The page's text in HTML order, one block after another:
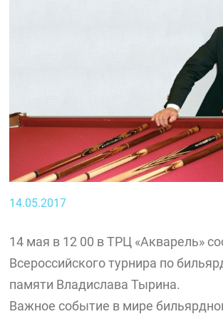
14.05.2017
14 мая в 12 00 в ТРЦ «Акварель»
Всероссийского турнира по
памяти Владислава Тырина.
Важное событие в мире